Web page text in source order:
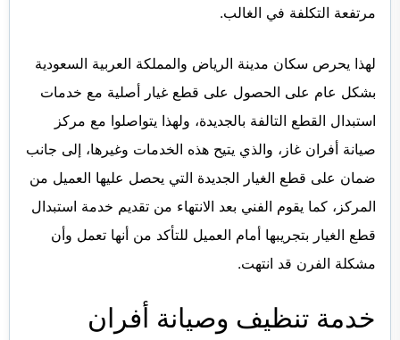
مرتفعة التكلفة في الغالب.
لهذا يحرص سكان مدينة الرياض والمملكة العربية السعودية
بشكل عام على الحصول على قطع غيار أصلية مع خدمات
استبدال القطع التالفة بالجديدة، ولهذا يتواصلوا مع مركز
صيانة أفران غاز، والذي يتيح هذه الخدمات وغيرها، إلى جانب
ضمان على قطع الغيار الجديدة التي يحصل عليها العميل من
المركز، كما يقوم الفني بعد الانتهاء من تقديم خدمة استبدال
قطع الغيار بتجريبها أمام العميل للتأكد من أنها تعمل وأن
مشكلة الفرن قد انتهت.
خدمة تنظيف وصيانة أفران